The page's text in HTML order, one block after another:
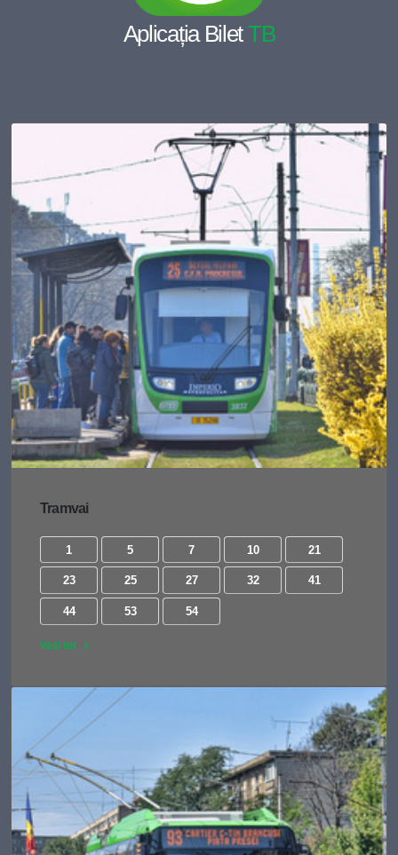
Aplicația BiletTB
Tramvai
1 5 7 10 21
23 25 27 32 41
44 53 54
Vezi tot